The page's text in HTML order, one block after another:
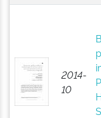
2014-
10